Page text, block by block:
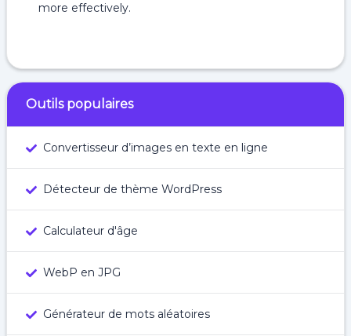
more effectively.
Outils populaires
Convertisseur d’images en texte en ligne
Détecteur de thème WordPress
Calculateur d'âge
WebP en JPG
Générateur de mots aléatoires